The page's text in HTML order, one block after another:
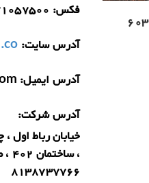
603
فکس:
آدرس سایت:
آدرس ایمیل:
آدرس شرکت:
،
8138737766